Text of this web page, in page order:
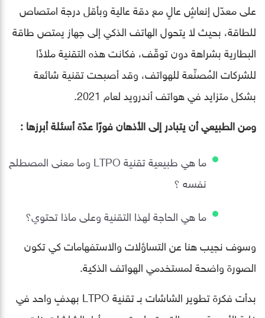
على معدّل إنعاشٍ عالٍ مع دقة عالية وبأقل درجة امتصاص
للطاقة، بحيث لا يتحول الهاتف الذكي إلى جهاز يمتص طاقة
البطارية بشراهة دون توقّف، فكانت هذه التقنية ملاذًا
للشركات المُصنِّعة للهواتف، وقد أصبحت تقنية شائعة
بشكل متزايد في هواتف أندرويد لعام 2021.
ومن الطبيعي أن يتبادر إلى الأذهان فورًا عدّة أسئلة أبرزها :
ما هي طبيعية تقنية LTPO وما معنى المصطلح
نفسه ؟
ما هي الحاجة لهذا التقنية وعلى ماذا تحتوي؟
وسوف نجيب هنا عن التساؤلات والاستفهامات كي تكون
الصورة واضحة لمستخدمي الهواتف الذكية.
بدأت فكرة تطوير الشاشات بـ تقنية LTPO بهدفٍ واحد في